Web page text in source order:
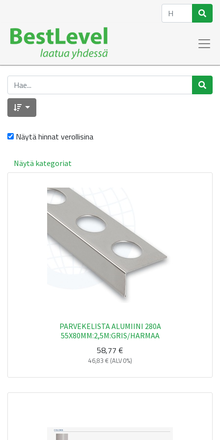
Näytä hinnat verollisina
Näytä kategoriat
PARVEKELISTA ALUMIINI 280A
55X80MM:2,5M:GRIS/HARMAA
58,77 €
46,83 € (ALV 0%)